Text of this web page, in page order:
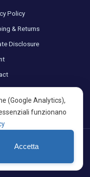
Policy
& Returns
Disclosure
settings
Rome · A project by
(Google Analytics),
funzionano
Accetta